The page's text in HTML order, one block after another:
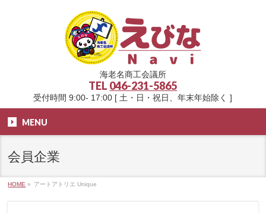
海老名商工会議所
TEL 046-231-5865
受付時間 9:00- 17:00 [ 土・日・祝日、年末年始除く ]
MENU
会員企業
HOME » アートアトリエ Unique